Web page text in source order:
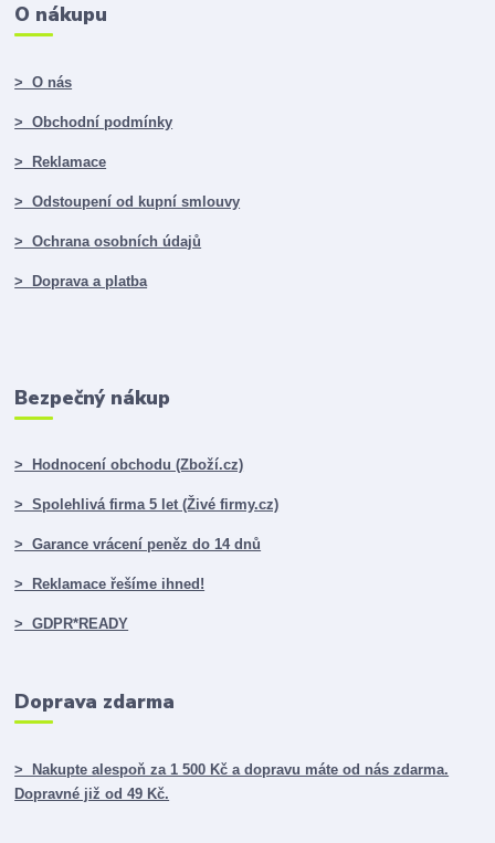
O nákupu
> O nás
> Obchodní podmínky
> Reklamace
> Odstoupení od kupní smlouvy
> Ochrana osobních údajů
> Doprava a platba
Bezpečný nákup
> Hodnocení obchodu (Zboží.cz)
> Spolehlivá firma 5 let (Živé firmy.cz)
> Garance vrácení peněz do 14 dnů
> Reklamace řešíme ihned!
> GDPR*READY
Doprava zdarma
> Nakupte alespoň za 1 500 Kč a dopravu máte od nás zdarma.
Dopravné již od 49 Kč.